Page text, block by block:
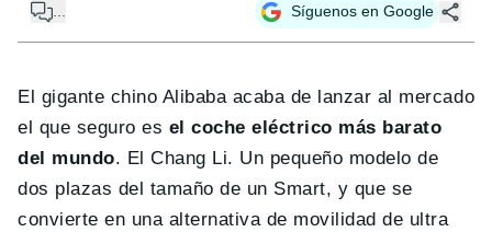
... Síguenos en Google
El gigante chino Alibaba acaba de lanzar al mercado
el que seguro es el coche eléctrico más barato
del mundo. El Chang Li. Un pequeño modelo de
dos plazas del tamaño de un Smart, y que se
convierte en una alternativa de movilidad de ultra